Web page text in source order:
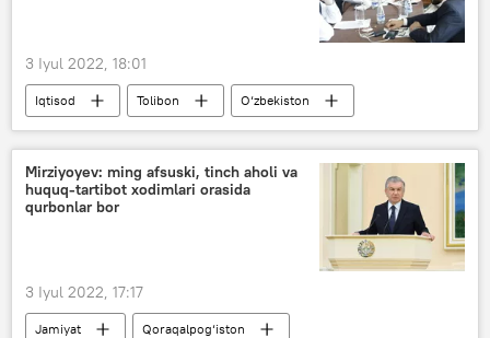
3 Iyul 2022, 18:01
Iqtisod Tolibon O‘zbekiston
Mirziyoyev: ming afsuski, tinch aholi va
huquq-tartibot xodimlari orasida
qurbonlar bor
3 Iyul 2022, 17:17
Jamiyat
Qoraqalpog‘iston